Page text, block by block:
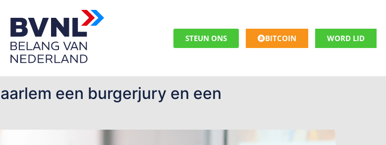
STEUN ONS BITCOIN WORD LID
een burgerjury en een